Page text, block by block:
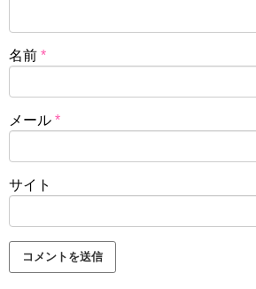
名前 *
メール *
サイト